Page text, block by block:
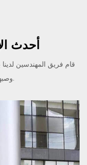
أحدث
قام فريق المهندسين
وصبها بعناية لسنوات عديدة.